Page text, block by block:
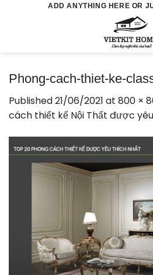
ADD ANYTHING HERE OR
Phong-cach-thiet-ke-
Published21/06/2021 at 800 ×
cách thiết kế Nội Thất được